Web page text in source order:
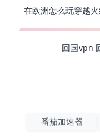
回国vpn
番茄加速器